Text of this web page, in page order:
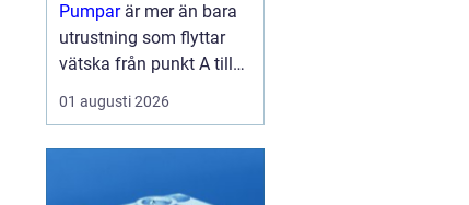
Pumparär mer än bara
utrustning som flyttar
vätska från punkt A till
punkt B. I många
fabriker är de lika viktiga
01 augusti 2026